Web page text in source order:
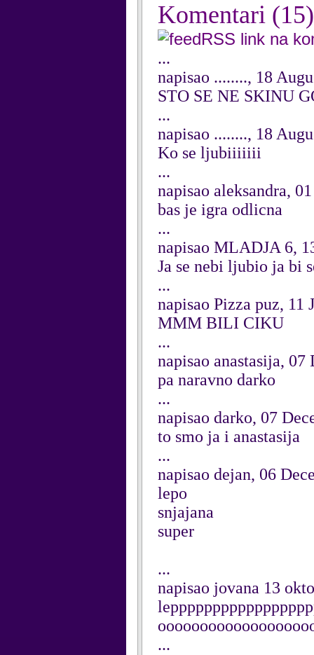
Komentari (15)
RSS link na
...
napisao ........, 18
STO SE NE SKINU
...
napisao ........, 18
Ko se ljubiiiiiii
...
napisao aleksandra,
bas je igra odlicna
...
napisao MLADJA 6,
Ja se nebi ljubio ja bi
...
napisao Pizza puz, 11
MMM BILI CIKU
...
napisao anastasija, 07
pa naravno darko
...
napisao darko, 07
to smo ja i anastasija
...
napisao dejan, 06
lepo
snjajana
super
...
napisao jovana 13
...